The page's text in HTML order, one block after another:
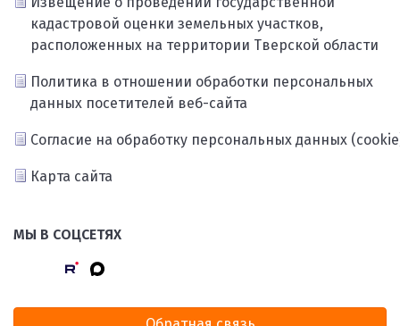
кадастровой оценки земельных участков,
расположенных на территории Тверской области
Политика в отношении обработки персональных
данных посетителей веб-сайта
Согласие на обработку персональных данных
Карта сайта
МЫ В СОЦСЕТЯХ